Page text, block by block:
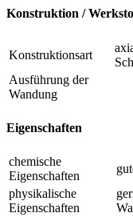
Konstruktion /
Konstruktionsart
Ausführung der
Wandung
Eigenschaften
chemische
Eigenschaften
physikalische
Eigenschaften